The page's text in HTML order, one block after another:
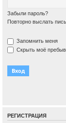
Забыли пароль?
Повторно выслать
Запомнить меня
Скрыть моё
РЕГИСТРАЦИЯ